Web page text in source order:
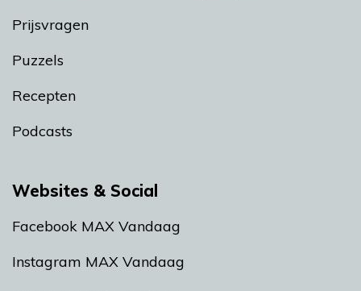
Prijsvragen
Puzzels
Recepten
Podcasts
Websites & Social
Facebook MAX Vandaag
Instagram MAX Vandaag